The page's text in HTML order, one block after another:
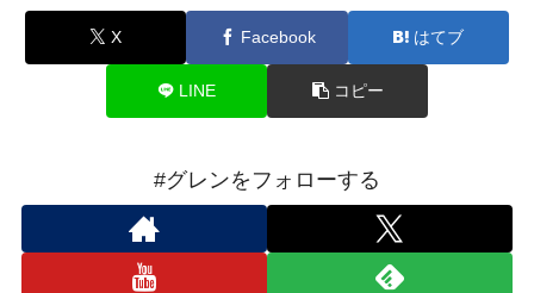
X Facebook はてブ
LINE コピー
#グレンをフォローする